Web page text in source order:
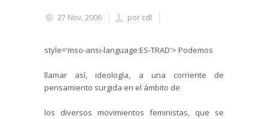
27 Nov, 2006 por cdl
style='mso-ansi-language:ES-TRAD'> Podemos
llamar así, ideología, a una corriente de
pensamiento surgida en el ámbito de
los diversos movimientos feministas, que se